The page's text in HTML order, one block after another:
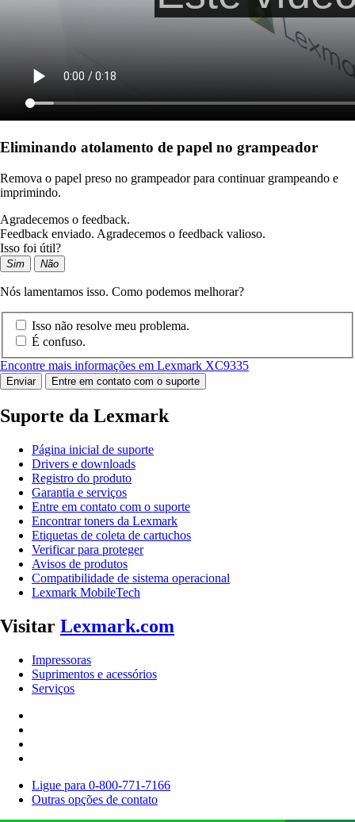
Eliminando atolamento de papel no grampeador
Remova o papel preso no grampeador para continuar grampeando e
imprimindo.
Agradecemos o feedback.
Feedback enviado. Agradecemos o feedback valioso.
Isso foi útil?
Sim Não
Nós lamentamos isso. Como podemos melhorar?
Isso não resolve meu problema.
É confuso.
Encontre mais informações em Lexmark XC9335
Enviar Entre em contato com o suporte
Suporte da Lexmark
Página inicial de suporte
Drivers e downloads
Registro do produto
Garantia e serviços
Entre em contato com o suporte
Encontrar toners da Lexmark
Etiquetas de coleta de cartuchos
Verificar para proteger
Avisos de produtos
Compatibilidade de sistema operacional
Lexmark MobileTech
Visitar Lexmark.com
Impressoras
Suprimentos e acessórios
Serviços
Ligue para 0-800-771-7166
Outras opções de contato